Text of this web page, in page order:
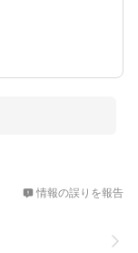
情報の誤りを報告